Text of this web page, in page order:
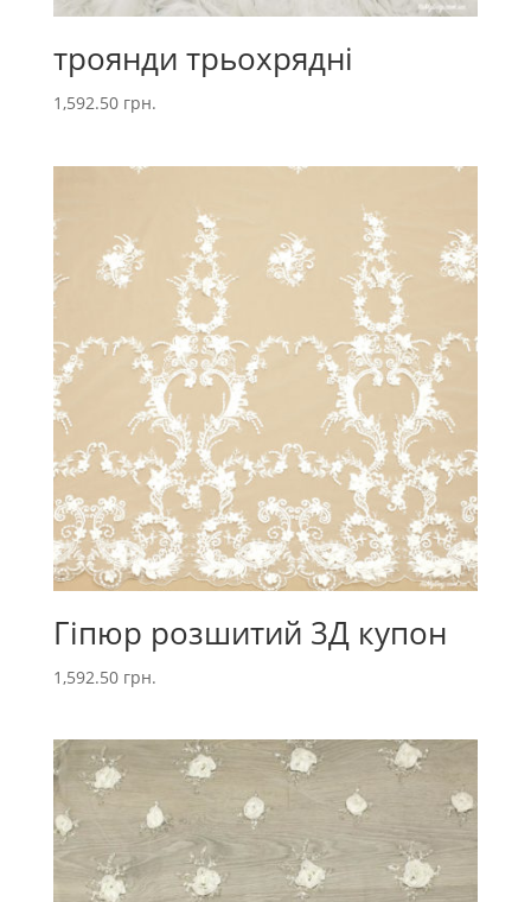
троянди трьохрядні
1,592.50 грн.
Гіпюр розшитий 3Д купон
1,592.50 грн.